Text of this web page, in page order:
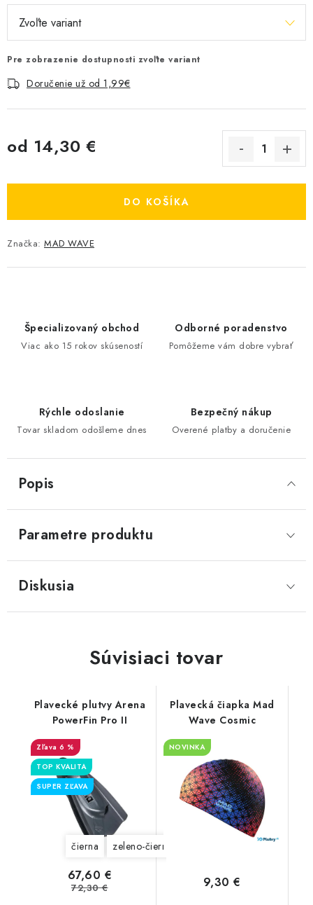
Pre zobrazenie dostupnosti zvoľte variant
Doručenie už od 1,99€
od 14,30 €
DO KOŠÍKA
Značka: MAD WAVE
Špecializovaný obchod
Viac ako 15 rokov skúseností
Odborné poradenstvo
Pomôžeme vám dobre vybrať
Rýchle odoslanie
Tovar skladom odošleme dnes
Bezpečný nákup
Overené platby a doručenie
Popis
Parametre produktu
Diskusia
Súvisiaci tovar
Plavecké plutvy Arena
PowerFin Pro II
6 %
TOP KVALITA
SUPER ZĽAVA
čierna zeleno-čierne
67,60 €
72,30 €
Plavecká čiapka Mad
Wave Cosmic
NOVINKA
9,30 €